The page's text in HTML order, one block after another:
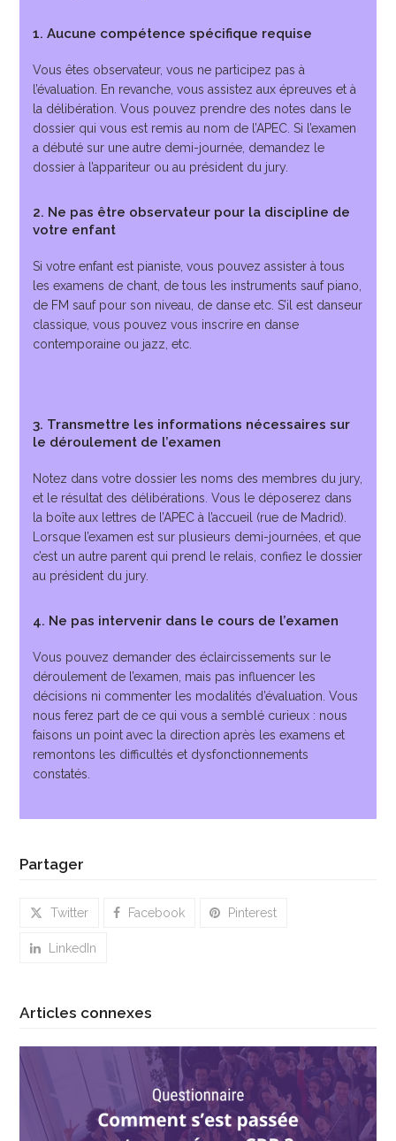
1. Aucune compétence spécifique requise
Vous êtes observateur, vous ne participez pas à
l’évaluation. En revanche, vous assistez aux épreuves et à
la délibération. Vous pouvez prendre des notes dans le
dossier qui vous est remis au nom de l’APEC. Si l’examen
a débuté sur une autre demi-journée, demandez le
dossier à l’appariteur ou au président du jury.
2. Ne pas être observateur pour la discipline de
votre enfant
Si votre enfant est pianiste, vous pouvez assister à tous
les examens de chant, de tous les instruments sauf piano,
de FM sauf pour son niveau, de danse etc. S’il est danseur
classique, vous pouvez vous inscrire en danse
contemporaine ou jazz, etc.
3. Transmettre les informations nécessaires sur
le déroulement de l’examen
Notez dans votre dossier les noms des membres du jury,
et le résultat des délibérations. Vous le déposerez dans
la boîte aux lettres de l’APEC à l’accueil (rue de Madrid).
Lorsque l’examen est sur plusieurs demi-journées, et que
c’est un autre parent qui prend le relais, confiez le dossier
au président du jury.
4. Ne pas intervenir dans le cours de l’examen
Vous pouvez demander des éclaircissements sur le
déroulement de l’examen, mais pas influencer les
décisions ni commenter les modalités d’évaluation. Vous
nous ferez part de ce qui vous a semblé curieux : nous
faisons un point avec la direction après les examens et
remontons les difficultés et dysfonctionnements
constatés.
Partager
Twitter Facebook Pinterest
LinkedIn
Articles connexes